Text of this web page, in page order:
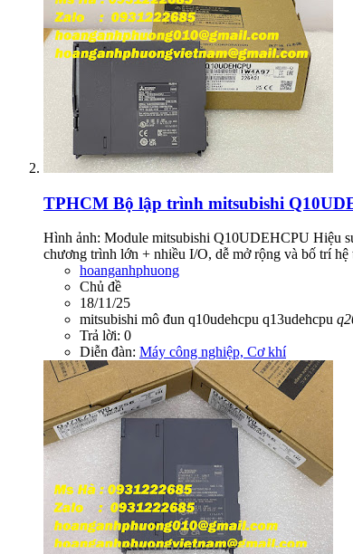
TPHCM Bộ lập trình mitsubishi
Hình ảnh: Module mitsubishi Q10UDEHCPU Hiệu
chương trình lớn + nhiều I/O, dễ mở rộng và bố trí
hoanganhphuong
Chủ đề
18/11/25
mitsubishi mô đun q10udehcpu q13udehcpu
Trả lời: 0
Diễn đàn: Máy công nghiệp, Cơ khí